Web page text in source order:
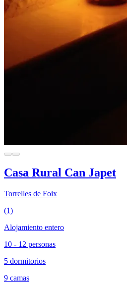
Casa Rural Can Japet
Torrelles de Foix
(1)
Alojamiento entero
10 - 12 personas
5 dormitorios
9 camas